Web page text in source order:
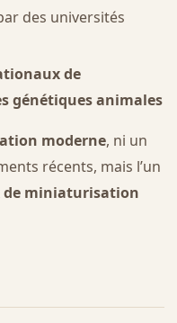
des universités
de
génétiques animales
moderne, ni un
récents, mais l’un
de miniaturisation